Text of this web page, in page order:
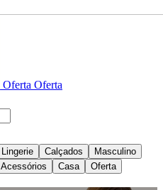
Oferta Oferta
Lingerie Calçados
Masculino
Acessórios Casa Oferta